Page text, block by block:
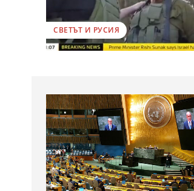
СВЕТЪТ И РУСИЯ